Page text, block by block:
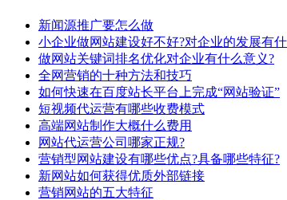
新闻源推广要怎么做
小企业做网站建设好不好?对企业的发展有
做网站关键词排名优化对企业有什么意义?
全网营销的十种方法和技巧
如何快速在百度站长平台上完成“网站验证”
短视频代运营有哪些收费模式
高端网站制作大概什么费用
网站代运营公司哪家正规?
营销型网站建设有哪些优点?具备哪些特征?
新网站如何获得优质外部链接
营销网站的五大特征